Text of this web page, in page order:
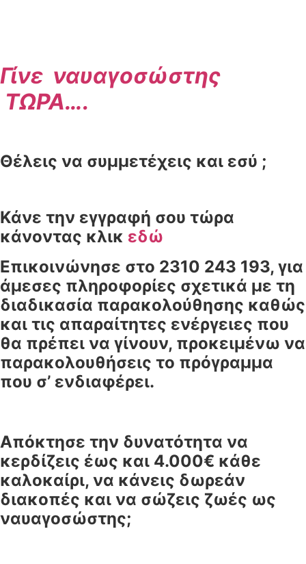
Γίνε ναυαγοσώστης
ΤΩΡΑ….
Θέλεις να συμμετέχεις και εσύ ;
Κάνε την εγγραφή σου τώρα
κάνοντας κλικ εδώ
Επικοινώνησε στο 2310 243 193, για
άμεσες πληροφορίες σχετικά με τη
διαδικασία παρακολούθησης καθώς
και τις απαραίτητες ενέργειες που
θα πρέπει να γίνουν, προκειμένω να
παρακολουθήσεις το πρόγραμμα
που σ’ ενδιαφέρει.
Απόκτησε την δυνατότητα να
κερδίζεις έως και 4.000€ κάθε
καλοκαίρι, να κάνεις δωρεάν
διακοπές και να σώζεις ζωές ως
ναυαγοσώστης;